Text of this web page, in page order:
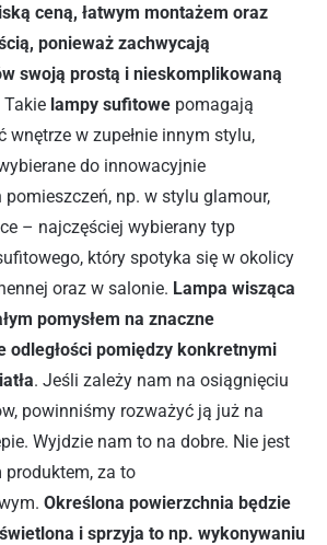
ceną, łatwym montażem oraz
ponieważ zachwycają
swoją prostą i nieskomplikowaną
Takie lampy sufitowe pomagają
wnętrze w zupełnie innym stylu,
do innowacyjnie
pomieszczeń, np. w stylu glamour,
– najczęściej wybierany typ
który spotyka się w okolicy
oraz w salonie. Lampa wisząca
pomysłem na znaczne
odległości pomiędzy konkretnymi
. Jeśli zależy nam na osiągnięciu
powinniśmy rozważyć ją już na
Wyjdzie nam to na dobre. Nie jest
produktem, za to
Określona powierzchnia będzie
i sprzyja to np. wykonywaniu